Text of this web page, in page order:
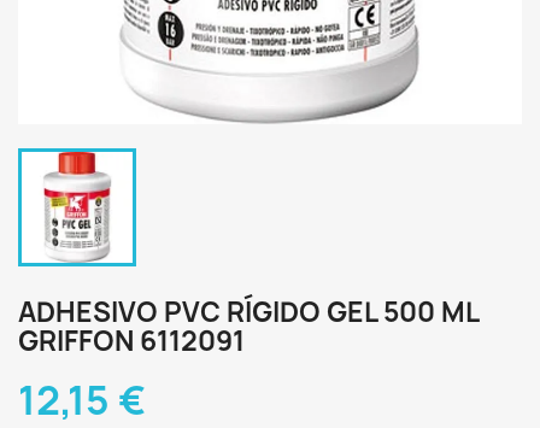
ADHESIVO PVC RÍGIDO GEL 500 ML
GRIFFON 6112091
12,15 €